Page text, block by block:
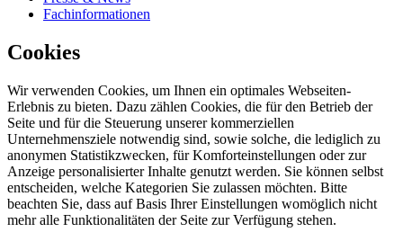
Fachinformationen
Cookies
Wir verwenden Cookies, um Ihnen ein optimales Webseiten-
Erlebnis zu bieten. Dazu zählen Cookies, die für den Betrieb der
Seite und für die Steuerung unserer kommerziellen
Unternehmensziele notwendig sind, sowie solche, die lediglich zu
anonymen Statistikzwecken, für Komforteinstellungen oder zur
Anzeige personalisierter Inhalte genutzt werden. Sie können selbst
entscheiden, welche Kategorien Sie zulassen möchten. Bitte
beachten Sie, dass auf Basis Ihrer Einstellungen womöglich nicht
mehr alle Funktionalitäten der Seite zur Verfügung stehen.